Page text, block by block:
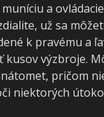
a
už sa
k pravému a
kusov výzbroje.
pričom
niektorých